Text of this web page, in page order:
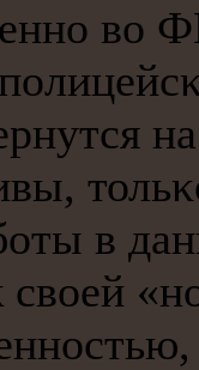
во
в
своей